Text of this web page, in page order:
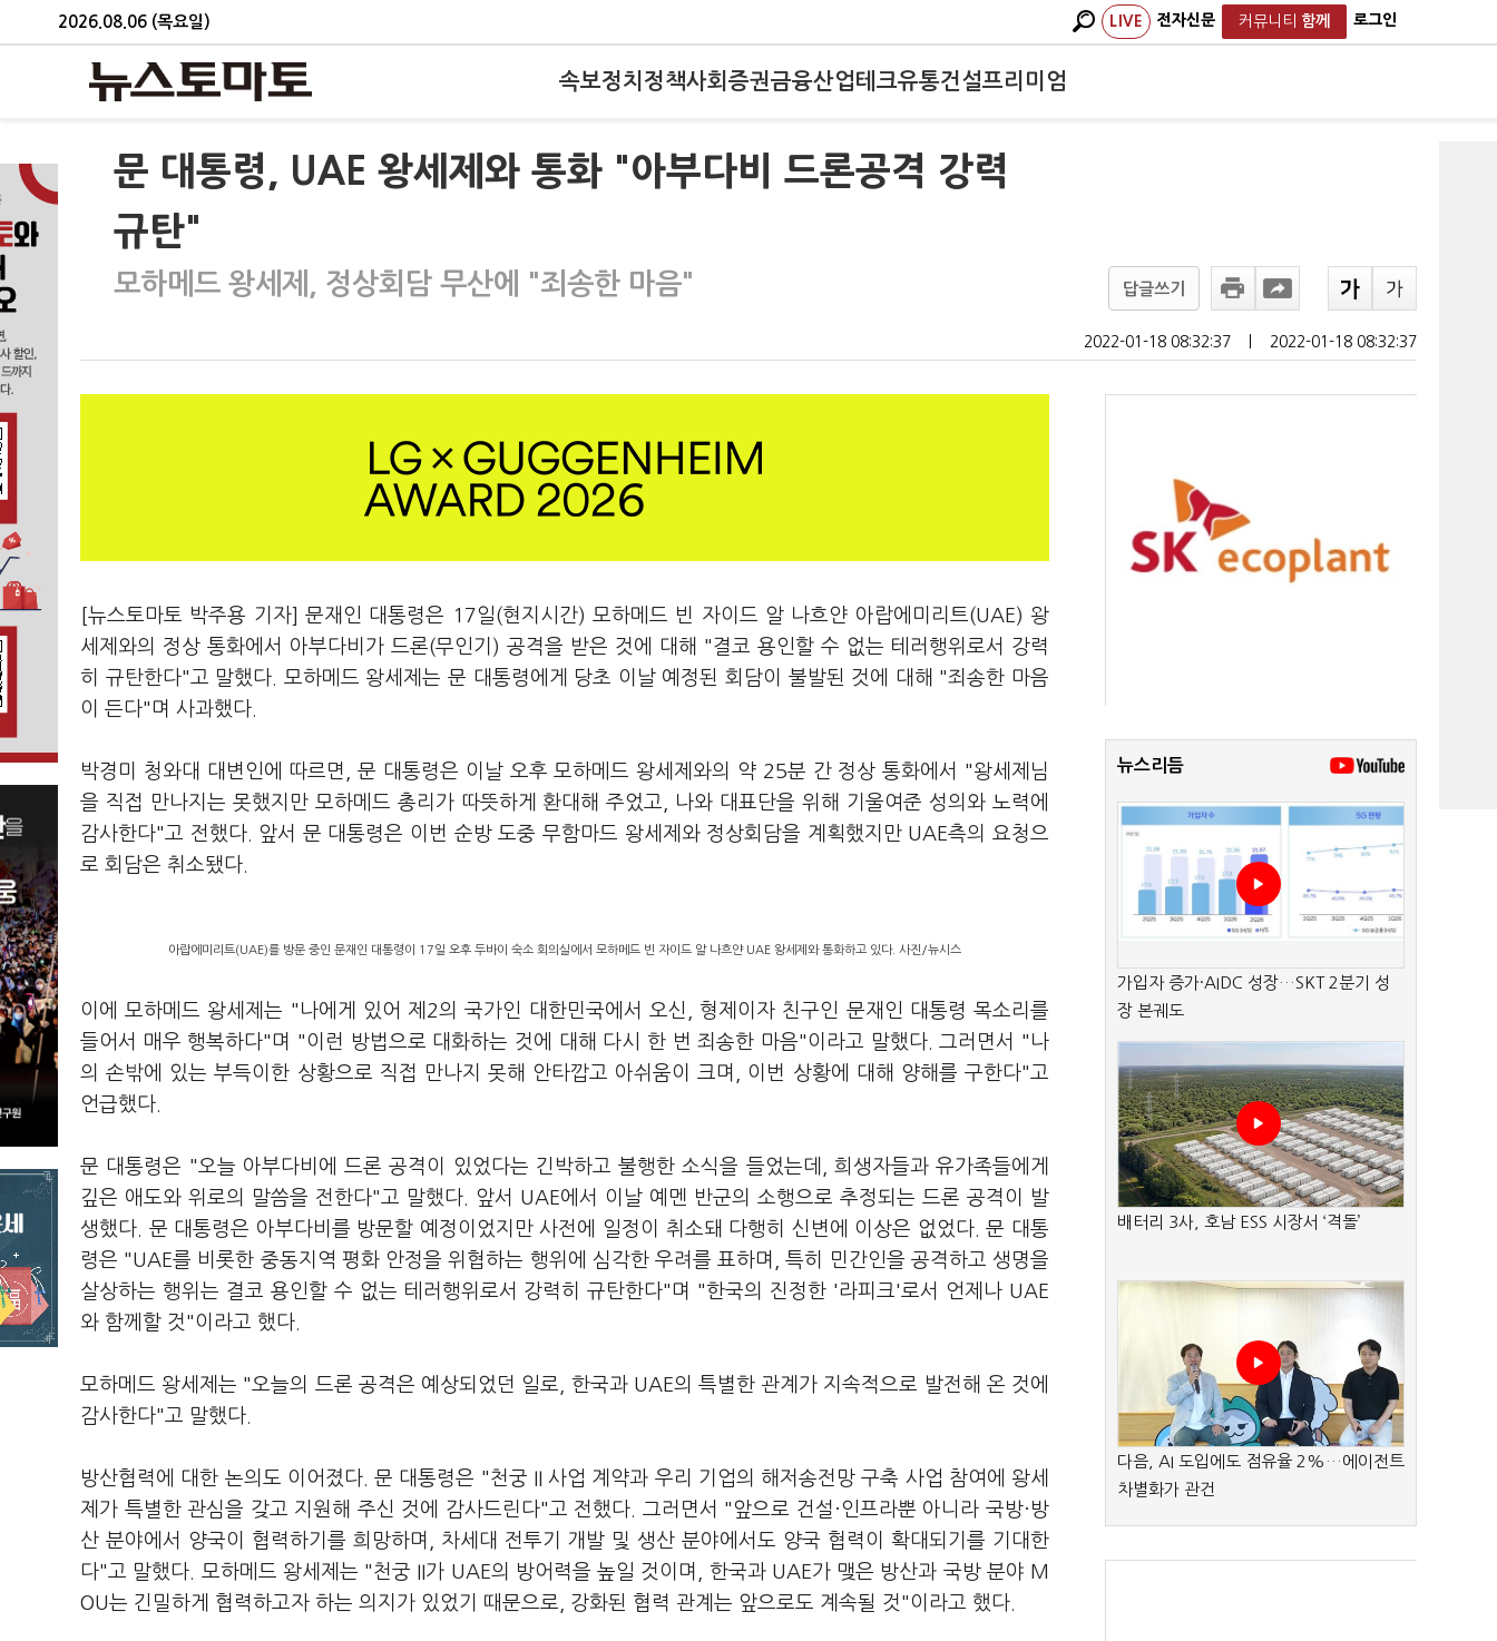
2026.08.06 (목요일) LIVE 전자신문 커뮤니티 함께 로그인
속보정치 정책사회 증권금융산업테크유통건설프리미엄
문 대통령, UAE 왕세제와 통화 "아부다비 드론공격 강력
규탄"
모하메드 왕세제, 정상회담 무산에 "죄송한 마음" 답글쓰기
2022-01-18 08:32:37 2022-01-18 08:32:37
[뉴스토마토 박주용 기자] 문재인 대통령은 17일(현지시간) 모하메드 빈 자이드 알 나흐얀 아랍에미리트(UAE) 왕
세제와의 정상 통화에서 아부다비가 드론(무인기) 공격을 받은 것에 대해 "결코 용인할 수 없는 테러행위로서 강력
히 규탄한다"고 말했다. 모하메드 왕세제는 문 대통령에게 당초 이날 예정된 회담이 불발된 것에 대해 "죄송한 마음
이 든다"며 사과했다.
박경미 청와대 대변인에 따르면, 문 대통령은 이날 오후 모하메드 왕세제와의 약 25분 간 정상 통화에서 "왕세제님
을 직접 만나지는 못했지만 모하메드 총리가 따뜻하게 환대해 주었고, 나와 대표단을 위해 기울여준 성의와 노력에
감사한다"고 전했다. 앞서 문 대통령은 이번 순방 도중 무함마드 왕세제와 정상회담을 계획했지만 UAE측의 요청으
로 회담은 취소됐다.
아랍에미리트(UAE)를 방문 중인 문재인 대통령이 17일 오후 두바이 숙소 회의실에서 모하메드 빈 자이드 알 나흐얀 UAE 왕세제와 통화하고 있다. 사진/뉴시스
이에 모하메드 왕세제는 "나에게 있어 제2의 국가인 대한민국에서 오신, 형제이자 친구인 문재인 대통령 목소리를
들어서 매우 행복하다"며 "이런 방법으로 대화하는 것에 대해 다시 한 번 죄송한 마음"이라고 말했다. 그러면서 "나
의 손밖에 있는 부득이한 상황으로 직접 만나지 못해 안타깝고 아쉬움이 크며, 이번 상황에 대해 양해를 구한다"고
언급했다.
문 대통령은 "오늘 아부다비에 드론 공격이 있었다는 긴박하고 불행한 소식을 들었는데, 희생자들과 유가족들에게
깊은 애도와 위로의 말씀을 전한다"고 말했다. 앞서 UAE에서 이날 예멘 반군의 소행으로 추정되는 드론 공격이 발
생했다. 문 대통령은 아부다비를 방문할 예정이었지만 사전에 일정이 취소돼 다행히 신변에 이상은 없었다. 문 대통
령은 "UAE를 비롯한 중동지역 평화 안정을 위협하는 행위에 심각한 우려를 표하며, 특히 민간인을 공격하고 생명을
살상하는 행위는 결코 용인할 수 없는 테러행위로서 강력히 규탄한다"며 "한국의 진정한 '라피크'로서 언제나 UAE
와 함께할 것"이라고 했다.
모하메드 왕세제는 "오늘의 드론 공격은 예상되었던 일로, 한국과 UAE의 특별한 관계가 지속적으로 발전해 온 것에
감사한다"고 말했다.
방산협력에 대한 논의도 이어졌다. 문 대통령은 "천궁 II 사업 계약과 우리 기업의 해저송전망 구축 사업 참여에 왕세
제가 특별한 관심을 갖고 지원해 주신 것에 감사드린다"고 전했다. 그러면서 "앞으로 건설·인프라뿐 아니라 국방·방
산 분야에서 양국이 협력하기를 희망하며, 차세대 전투기 개발 및 생산 분야에서도 양국 협력이 확대되기를 기대한
다"고 말했다. 모하메드 왕세제는 "천궁 II가 UAE의 방어력을 높일 것이며, 한국과 UAE가 맺은 방산과 국방 분야 M
OU는 긴밀하게 협력하고자 하는 의지가 있었기 때문으로, 강화된 협력 관계는 앞으로도 계속될 것"이라고 했다.
뉴스리듬
가입자 증가·AIDC 성장…SKT 2분기 성
장 본궤도
배터리 3사, 호남 ESS 시장서 ‘격돌’
다음, AI 도입에도 점유율 2%…에이전트
차별화가 관건